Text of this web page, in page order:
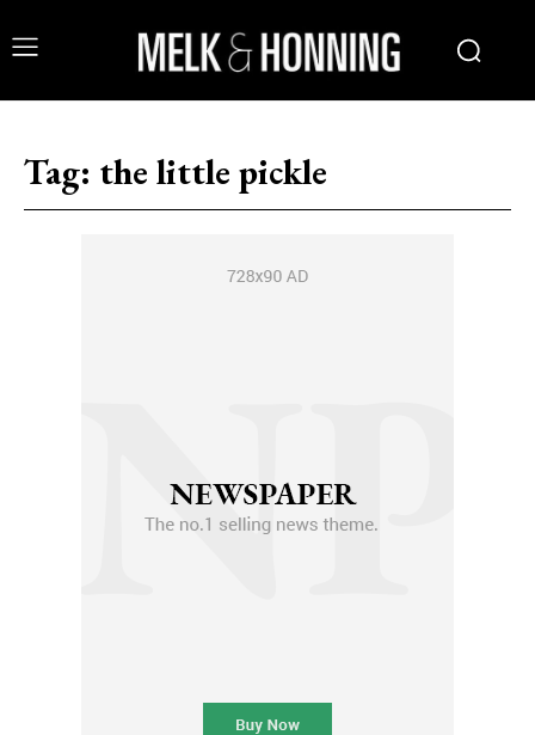
Tag: the little pickle